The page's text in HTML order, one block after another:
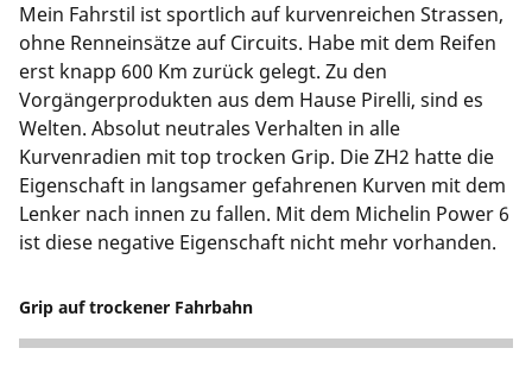
Mein Fahrstil ist sportlich auf kurvenreichen Strassen,
ohne Renneinsätze auf Circuits. Habe mit dem Reifen
erst knapp 600 Km zurück gelegt. Zu den
Vorgängerprodukten aus dem Hause Pirelli, sind es
Welten. Absolut neutrales Verhalten in alle
Kurvenradien mit top trocken Grip. Die ZH2 hatte die
Eigenschaft in langsamer gefahrenen Kurven mit dem
Lenker nach innen zu fallen. Mit dem Michelin Power 6
ist diese negative Eigenschaft nicht mehr vorhanden.
Grip auf trockener Fahrbahn
5